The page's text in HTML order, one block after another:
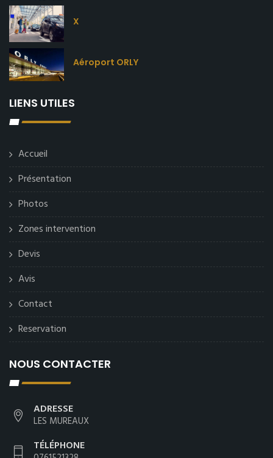
X
Aéroport ORLY
LIENS UTILES
Accueil
Présentation
Photos
Zones intervention
Devis
Avis
Contact
Reservation
NOUS CONTACTER
ADRESSE
LES MUREAUX
TÉLÉPHONE